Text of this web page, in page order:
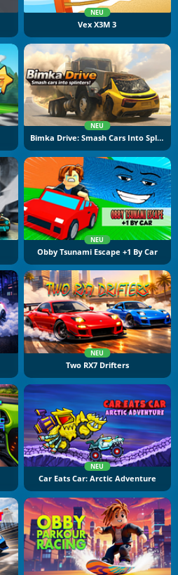
NEU
Vex X3M 3
NEU
Bimka Drive: Smash Cars Into Splinters
NEU
Obby Tsunami Escape +1 By Car
NEU
Two RX7 Drifters
NEU
Car Eats Car: Arctic Adventure